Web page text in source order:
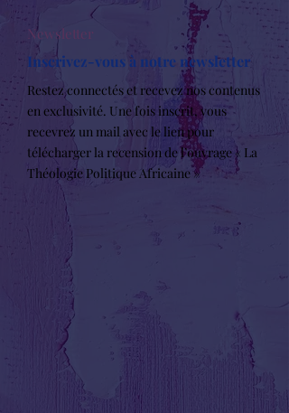
Newsletter
Inscrivez-vous à notre newsletter
Restez connectés et recevez nos contenus
en exclusivité. Une fois inscrit, vous
recevrez un mail avec le lien pour
télécharger la recension de l’ouvrage « La
Théologie Politique Africaine »